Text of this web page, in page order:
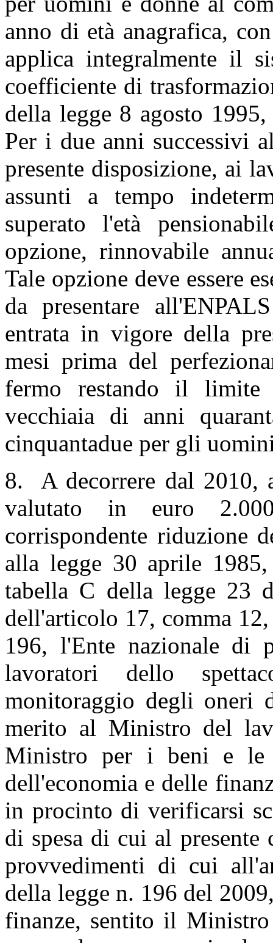
anno di età anagrafica,
applica integralmente il
coefficiente di
della legge 8 agosto
Per i due anni successivi
presente disposizione, ai
assunti a tempo
superato l'età
opzione, rinnovabile
Tale opzione deve essere
da presentare
entrata in vigore della
mesi prima del
fermo restando il limite
vecchiaia di anni
cinquantadue per gli
8. A decorrere dal 2010,
valutato in euro
corrispondente riduzione
alla legge 30 aprile
tabella C della legge 23
dell'articolo 17, comma
196, l'Ente nazionale di
lavoratori dello
monitoraggio degli oneri
merito al Ministro del
Ministro per i beni e
dell'economia e delle
in procinto di verificarsi
di spesa di cui al presente
provvedimenti di cui
della legge n. 196 del
finanze, sentito il